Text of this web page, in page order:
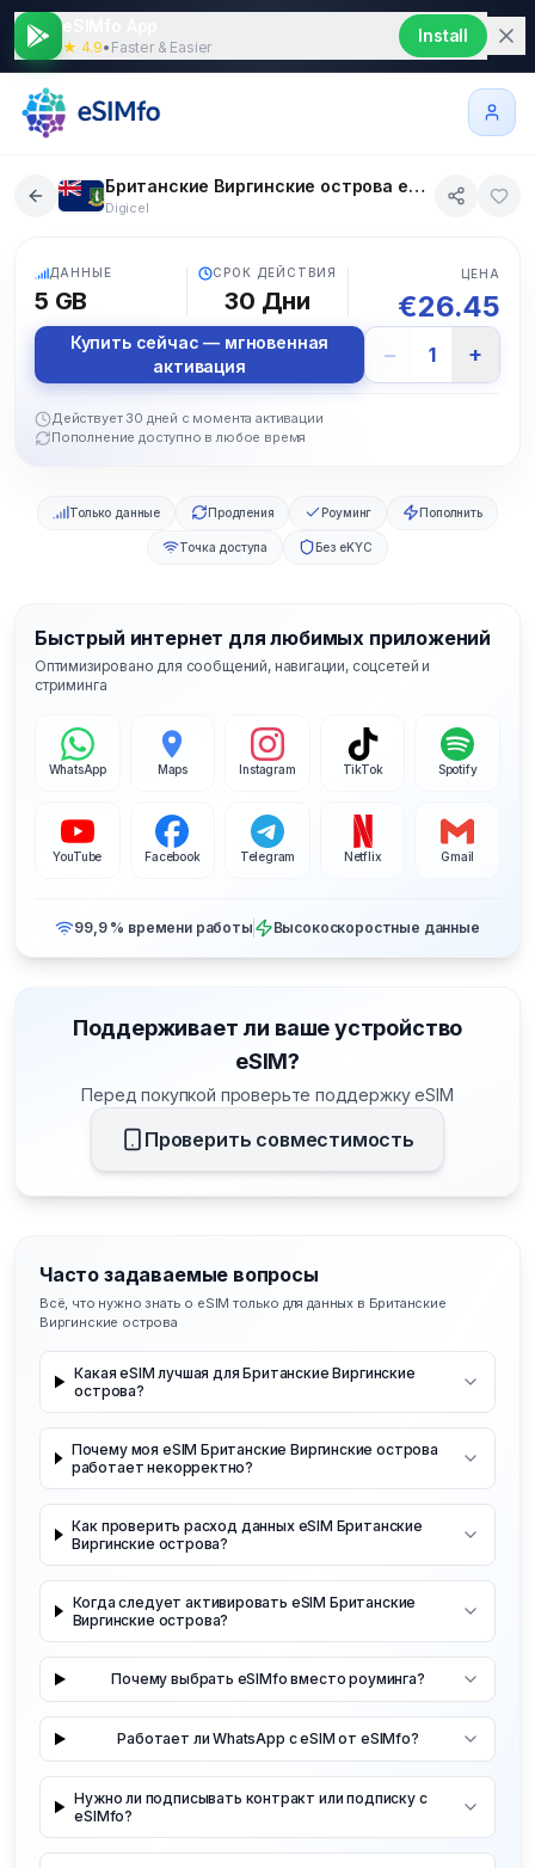
★ 4.9• Faster & Easier
Install
Британские Виргинские острова eSIM 5 GB 30 дни
Digicel
ДАННЫЕ
5 GB
СРОК ДЕЙСТВИЯ
30 Дни
ЦЕНА
€26.45
Купить сейчас — мгновенная
активация
− 1 +
Действует 30 дней с момента активации
Пополнение доступно в любое время
Только данные Продления Роуминг Пополнить
Точка доступа Без eKYC
Быстрый интернет для любимых приложений
Оптимизировано для сообщений, навигации, соцсетей и
стриминга
WhatsApp Maps Instagram TikTok Spotify
YouTube Facebook Telegram Netflix Gmail
99,9 % времени работы Высокоскоростные данные
Поддерживает ли ваше устройство
eSIM?
Перед покупкой проверьте поддержку eSIM
Проверить совместимость
Часто задаваемые вопросы
Всё, что нужно знать о eSIM только для данных в Британские
Виргинские острова
Какая eSIM лучшая для Британские Виргинские
острова?
Почему моя eSIM Британские Виргинские острова
работает некорректно?
Как проверить расход данных eSIM Британские
Виргинские острова?
Когда следует активировать eSIM Британские
Виргинские острова?
Почему выбрать eSIMfo вместо роуминга?
Работает ли WhatsApp с eSIM от eSIMfo?
Нужно ли подписывать контракт или подписку с
eSIMfo?